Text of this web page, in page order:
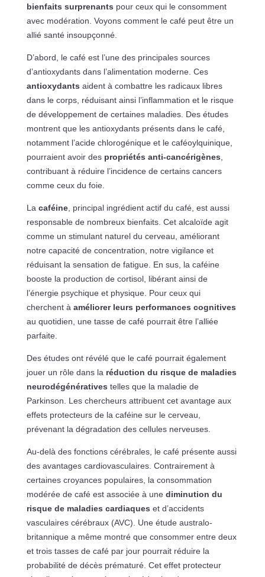
bienfaits surprenants pour ceux qui le consomment
avec modération. Voyons comment le café peut être un
allié santé insoupçonné.
D’abord, le café est l’une des principales sources
d’antioxydants dans l’alimentation moderne. Ces
antioxydants aident à combattre les radicaux libres
dans le corps, réduisant ainsi l’inflammation et le risque
de développement de certaines maladies. Des études
montrent que les antioxydants présents dans le café,
notamment l’acide chlorogénique et le caféoylquinique,
pourraient avoir des propriétés anti-cancérigènes,
contribuant à réduire l’incidence de certains cancers
comme ceux du foie.
La caféine, principal ingrédient actif du café, est aussi
responsable de nombreux bienfaits. Cet alcaloïde agit
comme un stimulant naturel du cerveau, améliorant
notre capacité de concentration, notre vigilance et
réduisant la sensation de fatigue. En sus, la caféine
booste la production de cortisol, libérant ainsi de
l’énergie psychique et physique. Pour ceux qui
cherchent à améliorer leurs performances cognitives
au quotidien, une tasse de café pourrait être l’alliée
parfaite.
Des études ont révélé que le café pourrait également
jouer un rôle dans la réduction du risque de maladies
neurodégénératives telles que la maladie de
Parkinson. Les chercheurs attribuent cet avantage aux
effets protecteurs de la caféine sur le cerveau,
prévenant la dégradation des cellules nerveuses.
Au-delà des fonctions cérébrales, le café présente aussi
des avantages cardiovasculaires. Contrairement à
certaines croyances populaires, la consommation
modérée de café est associée à une diminution du
risque de maladies cardiaques et d’accidents
vasculaires cérébraux (AVC). Une étude australo-
britannique a même montré que consommer entre deux
et trois tasses de café par jour pourrait réduire la
probabilité de décès prématuré. Cet effet protecteur